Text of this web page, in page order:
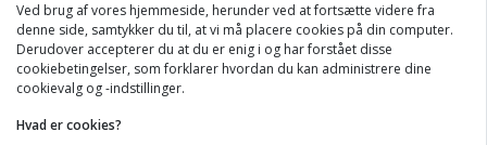
Ved brug af vores hjemmeside, herunder ved at fortsætte videre fra
denne side, samtykker du til, at vi må placere cookies på din computer.
Derudover accepterer du at du er enig i og har forstået disse
cookiebetingelser, som forklarer hvordan du kan administrere dine
cookievalg og -indstillinger.
Hvad er cookies?